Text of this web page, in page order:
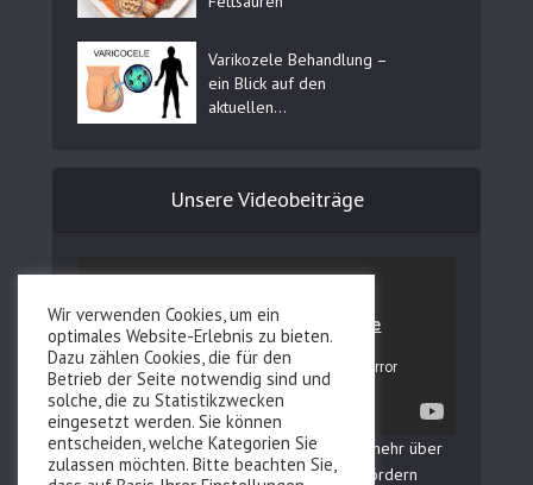
Varikozele Behandlung –
ein Blick auf den
aktuellen...
Unsere Videobeiträge
In unserem YouTube Kanal erfahren Sie mehr über
Fertilovit und wie Sie Ihre Fruchtbarkeit fördern
Wir verwenden Cookies, um ein
optimales Website-Erlebnis zu bieten.
Dazu zählen Cookies, die für den
Betrieb der Seite notwendig sind und
solche, die zu Statistikzwecken
eingesetzt werden. Sie können
entscheiden, welche Kategorien Sie
zulassen möchten. Bitte beachten Sie,